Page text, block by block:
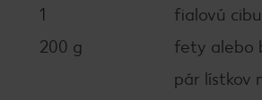
1
fialovú
200 g
fety alebo
pár lístkov